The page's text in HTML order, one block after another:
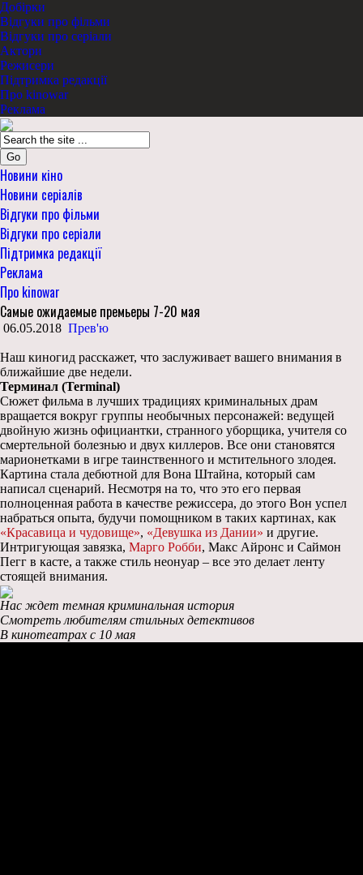
Добірки
Відгуки про фільми
Відгуки про серіали
Актори
Режисери
Підтримка редакції
Про kinowar
Реклама
Go
Новини кіно
Новини серіалів
Відгуки про фільми
Відгуки про серіали
Підтримка редакції
Реклама
Про kinowar
Самые ожидаемые премьеры 7-20 мая
06.05.2018 Прев'ю
Наш киногид расскажет, что заслуживает вашего внимания в
ближайшие две недели.
Терминал (Terminal)
Сюжет фильма в лучших традициях криминальных драм
вращается вокруг группы необычных персонажей: ведущей
двойную жизнь официантки, странного уборщика, учителя со
смертельной болезнью и двух киллеров. Все они становятся
марионетками в игре таинственного и мстительного злодея.
Картина стала дебютной для Вона Штайна, который сам
написал сценарий. Несмотря на то, что это его первая
полноценная работа в качестве режиссера, до этого Вон успел
набраться опыта, будучи помощником в таких картинах, как
«Красавица и чудовище», «Девушка из Дании» и другие.
Интригующая завязка, Марго Робби, Макс Айронс и Саймон
Пегг в касте, а также стиль неонуар – все это делает ленту
стоящей внимания.
Нас ждет темная криминальная история
Смотреть любителям стильных детективов
В кинотеатрах с 10 мая